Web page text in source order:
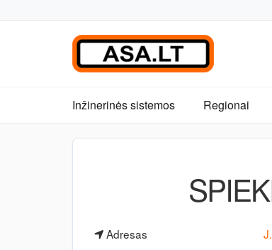
Inžinerinės sistemos Regionai
Adresas